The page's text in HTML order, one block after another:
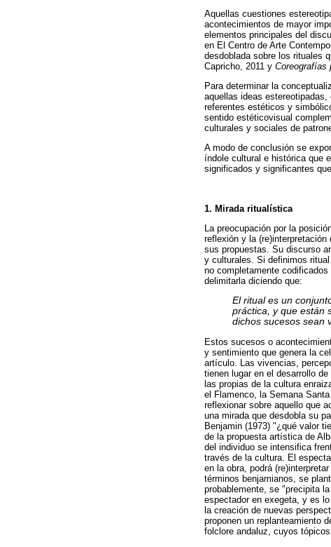
Aquellas cuestiones
acontecimientos de mayor
elementos principales del
en El Centro de Arte
desdoblada sobre los rituales
Capricho, 2011 y Coreografías
Para determinar la
aquellas ideas
referentes estéticos y
sentido estéticovisual
culturales y sociales de
A modo de conclusión se
índole cultural e histórica que
significados y significantes
1. Mirada ritualística
La preocupación por la
reflexión y la
sus propuestas. Su discurso
y culturales. Si definimos
no completamente
delimitarla diciendo que:
El ritual es un
práctica, y que están
dichos sucesos sean
Estos sucesos o
y sentimiento que genera la
artículo. Las vivencias,
tienen lugar en el desarrollo
las propias de la cultura
el Flamenco, la Semana
reflexionar sobre aquello que
una mirada que desdobla su
Benjamin (1973) "¿qué valor
de la propuesta artística de
del individuo se intensifica
través de la cultura. El
en la obra, podrá
términos benjamianos, se
probablemente, se "precipita
espectador en exegeta, y es
la creación de nuevas
proponen un replanteamiento
folclore andaluz, cuyos